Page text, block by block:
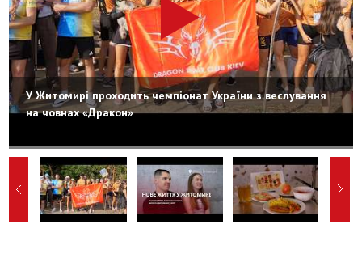
У Житомирі проходить чемпіонат України з веслування
на човнах «Дракон»